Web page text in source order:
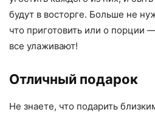
будут в восторге. Больше не
что приготовить или о порции
все улаживают!
Отличный подарок
Не знаете, что подарить